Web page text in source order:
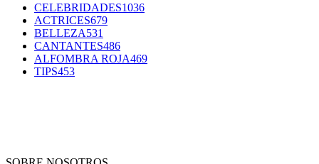
CELEBRIDADES1036
ACTRICES679
BELLEZA531
CANTANTES486
ALFOMBRA ROJA469
TIPS453